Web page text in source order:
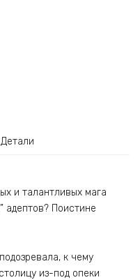
Детали
и талантливых мага
адептов? Поистине
к чему
из-под опеки